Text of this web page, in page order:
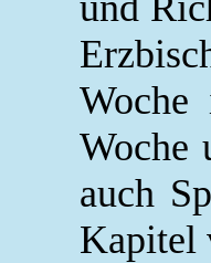
Woche
Woche
auch
Kapitel